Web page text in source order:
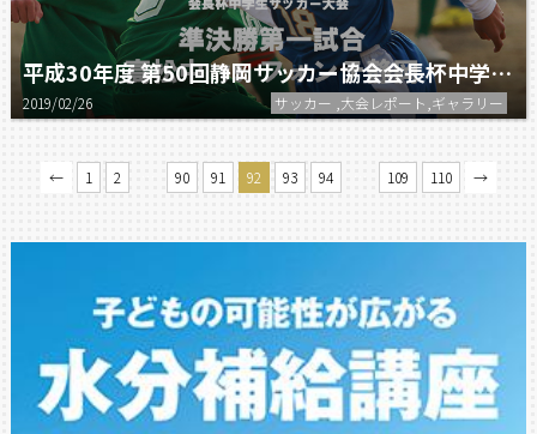
平成30年度 第50回静岡サッカー協会会長杯中学生サッカー大会 準決勝第一試合
2019/02/26 サッカー ,大会レポート,ギャラリー
← 1 2 90 91 92 93 94 109 110 →